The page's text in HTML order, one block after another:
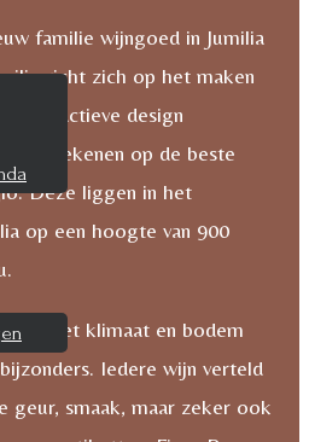
familie wijngoed in Jumilia
richt zich op het maken
attractieve design
ze rekenen op de beste
Deze liggen in het
op een hoogte van 900
met klimaat en bodem
Iedere wijn verteld
geur, smaak, maar zeker ook